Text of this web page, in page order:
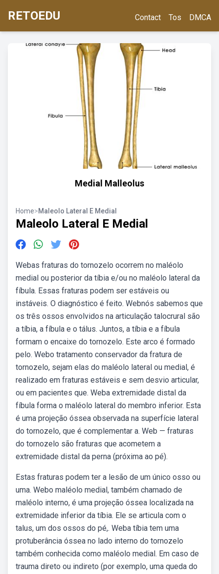
RETOEDU Contact Tos DMCA
Medial Malleolus
Home>Maleolo Lateral E Medial
Maleolo Lateral E Medial
Webas fraturas do tornozelo ocorrem no maléolo
medial ou posterior da tíbia e/ou no maléolo lateral da
fíbula. Essas fraturas podem ser estáveis ou
instáveis. O diagnóstico é feito. Webnós sabemos que
os três ossos envolvidos na articulação talocrural são
a tíbia, a fíbula e o tálus. Juntos, a tíbia e a fíbula
formam o encaixe do tornozelo. Este arco é formado
pelo. Webo tratamento conservador da fratura de
tornozelo, sejam elas do maléolo lateral ou medial, é
realizado em fraturas estáveis e sem desvio articular,
ou em pacientes que. Weba extremidade distal da
fíbula forma o maléolo lateral do membro inferior. Esta
é uma projeção óssea observada na superfície lateral
do tornozelo, que é complementar a. Web — fraturas
do tornozelo são fraturas que acometem a
extremidade distal da perna (próxima ao pé).
Estas fraturas podem ter a lesão de um único osso ou
uma. Webo maléolo medial, também chamado de
maléolo interno, é uma projeção óssea localizada na
extremidade inferior da tíbia. Ele se articula com o
talus, um dos ossos do pé,. Weba tíbia tem uma
protuberância óssea no lado interno do tornozelo
também conhecida como maléolo medial. Em caso de
trauma direto ou indireto (por exemplo, uma queda do